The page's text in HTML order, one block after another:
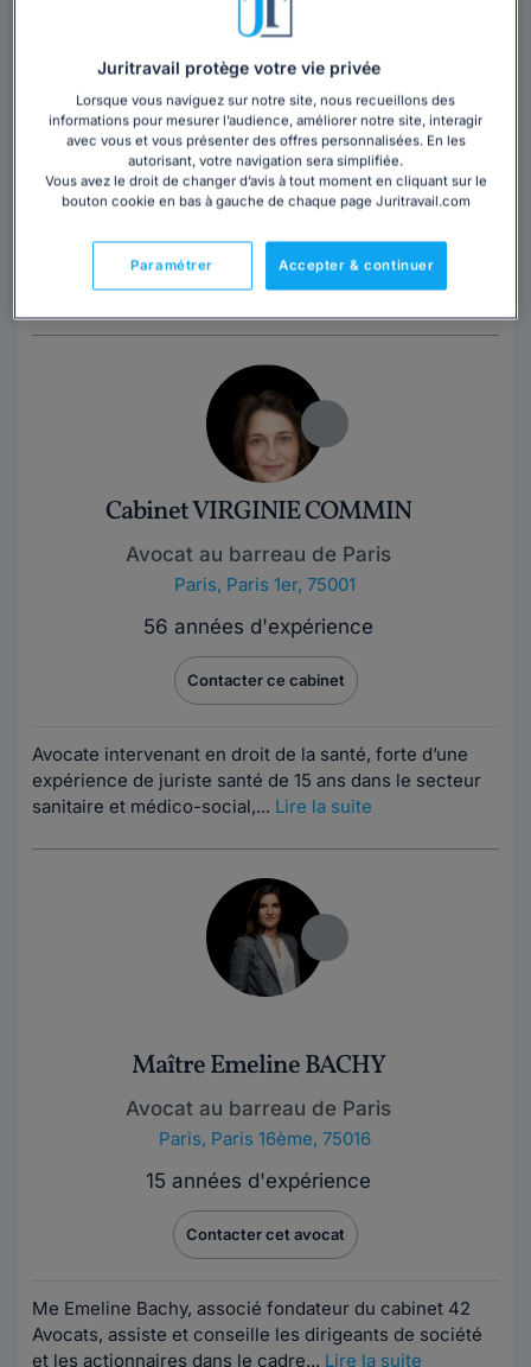
Cabinet WAKAM
Avocat au barreau de Paris
Cabinet VIRGINIE COMMIN
Avocat au barreau de Paris
Paris, Paris 1er, 75001
56 années d'expérience
Contacter ce cabinet
Avocate intervenant en droit de la santé, forte d’une
expérience de juriste santé de 15 ans dans le secteur
sanitaire et médico-social,... Lire la suite
Maître Emeline BACHY
Avocat au barreau de Paris
Paris, Paris 16ème, 75016
15 années d'expérience
Contacter cet avocat
Me Emeline Bachy, associé fondateur du cabinet 42
Avocats, assiste et conseille les dirigeants de société
et les actionnaires dans le cadre... Lire la suite
Juritravail protège votre vie privée
Lorsque vous naviguez sur notre site, nous recueillons des
informations pour mesurer l’audience, améliorer notre site, interagir
avec vous et vous présenter des offres personnalisées. En les
autorisant, votre navigation sera simplifiée.
Vous avez le droit de changer d’avis à tout moment en cliquant sur le
bouton cookie en bas à gauche de chaque page Juritravail.com
Accepter & continuer
Paramétrer